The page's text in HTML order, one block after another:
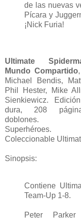
de las nuevas
Pícara y
¡Nick Furia!
Ultimate
Mundo Compartido
Michael Bendis,
Phil Hester, Mike
Sienkiewicz.
dura, 208
doblones.
Coleccionable
Sinopsis:
Contiene
Team-Up 1-8.
Peter